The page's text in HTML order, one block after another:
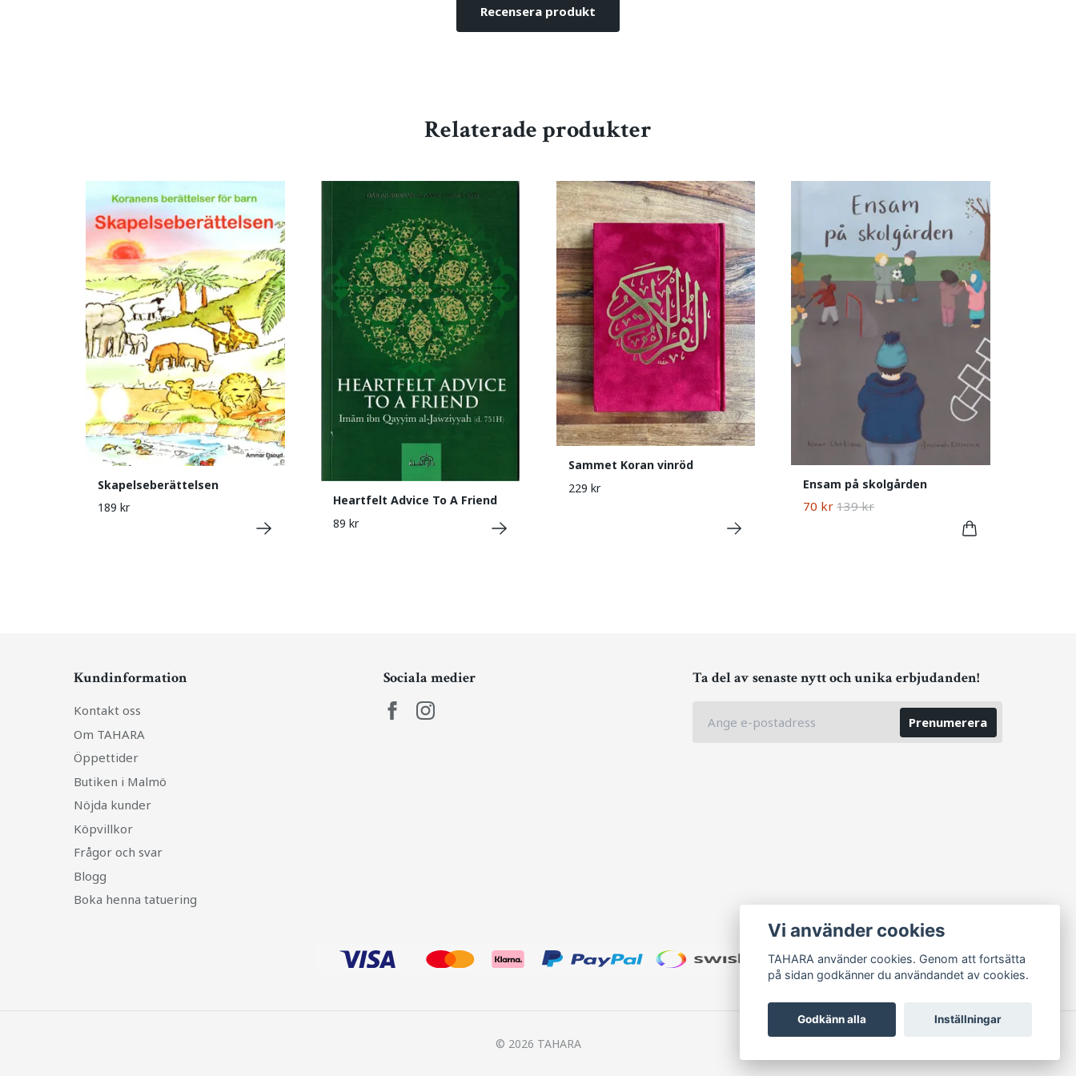
Recensera produkt
Relaterade produkter
Skapelseberättelsen
189 kr
Heartfelt Advice To A Friend
89 kr
Sammet Koran vinröd
229 kr
Ensam på skolgården
70 kr 139 kr
Kundinformation
Kontakt oss
Om TAHARA
Öppettider
Butiken i Malmö
Nöjda kunder
Köpvillkor
Frågor och svar
Blogg
Boka henna tatuering
Sociala medier Ta del av senaste nytt och unika erbjudanden!
Prenumerera
© 2026 TAHARA
Vi använder cookies
TAHARA använder cookies. Genom att fortsätta
på sidan godkänner du användandet av cookies.
Godkänn alla Inställningar